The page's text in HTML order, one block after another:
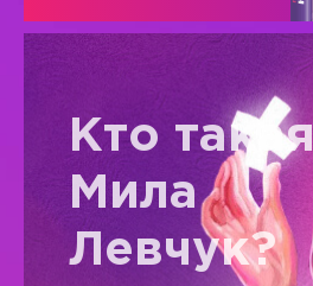
Кто такая
Мила
Левчук?